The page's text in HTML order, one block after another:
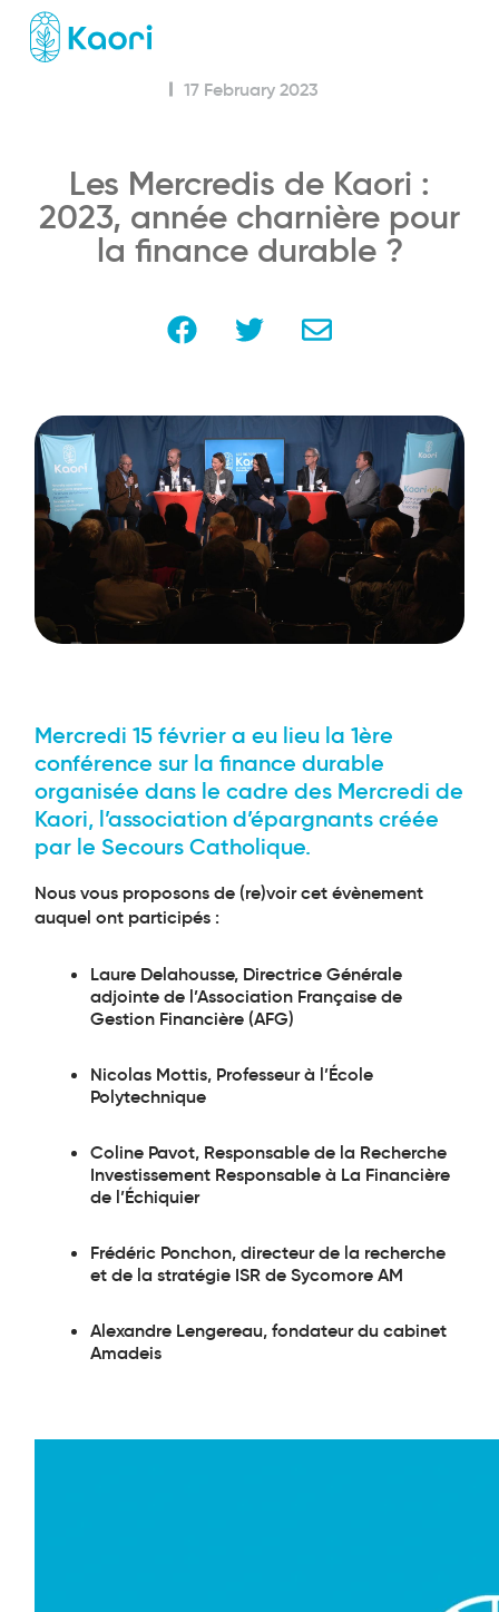
17 February 2023
Les Mercredis de Kaori :
2023, année charnière pour
la finance durable ?
Mercredi 15 février a eu lieu la 1ère
conférence sur la finance durable
organisée dans le cadre des Mercredi de
Kaori, l’association d’épargnants créée
par le Secours Catholique.
Nous vous proposons de (re)voir cet évènement
auquel ont participés :
Laure Delahousse, Directrice Générale
adjointe de l’Association Française de
Gestion Financière (AFG)
Nicolas Mottis, Professeur à l’École
Polytechnique
Coline Pavot, Responsable de la Recherche
Investissement Responsable à La Financière
de l’Échiquier
Frédéric Ponchon, directeur de la recherche
et de la stratégie ISR de Sycomore AM
Alexandre Lengereau, fondateur du cabinet
Amadeis